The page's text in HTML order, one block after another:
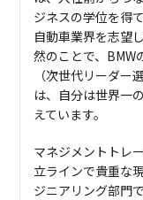
ジネスの学位を得
自動車業界を志望
然のことで、BMW
（次世代リーダー
は、自分は世界一
えています。
マネジメントトレ
立ラインで貴重な
ジニアリング部門